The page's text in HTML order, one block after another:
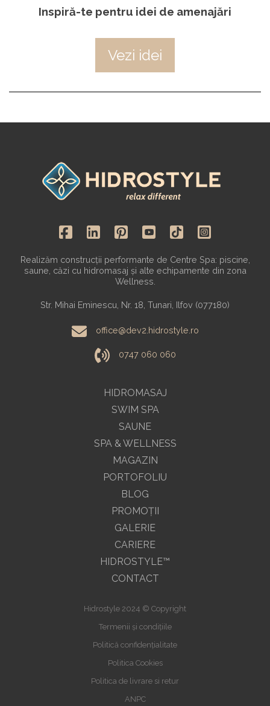
Inspiră-te pentru idei de amenajări
Vezi idei
HIDROMASAJ
SWIM SPA
SAUNE
SPA & WELLNESS
MAGAZIN
Realizăm construcții performante de Centre Spa: piscine,
saune, căzi cu hidromasaj și alte echipamente din zona
Wellness.
Str. Mihai Eminescu, Nr. 18, Tunari, Ilfov (077180)
office@dev2.hidrostyle.ro
0747 060 060
PORTOFOLIU
BLOG
PROMOŢII
GALERIE
CARIERE
HIDROSTYLE™
CONTACT
Hidrostyle 2024 © Copyright
Termenii și condițiile
Politică confidențialitate
Politica Cookies
Politica de livrare si retur
ANPC